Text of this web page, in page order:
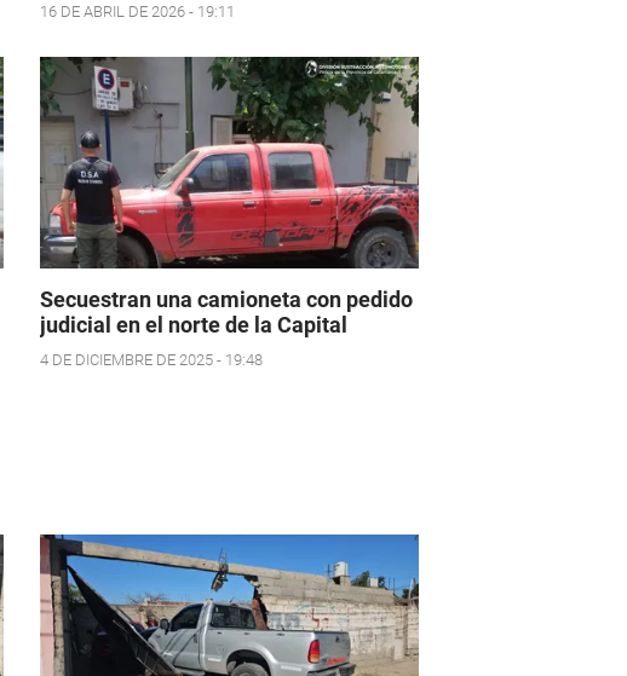
16 DE ABRIL DE 2026 - 19:11
Secuestran una camioneta con pedido
judicial en el norte de la Capital
4 DE DICIEMBRE DE 2025 - 19:48